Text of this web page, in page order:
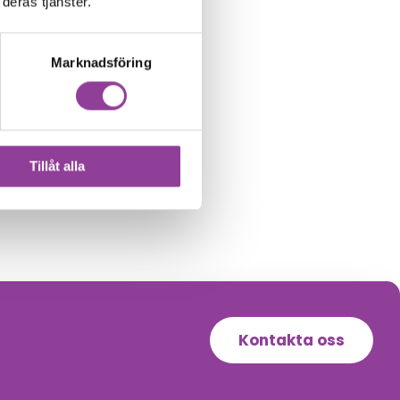
Marknadsföring
Tillåt alla
Kontakta oss